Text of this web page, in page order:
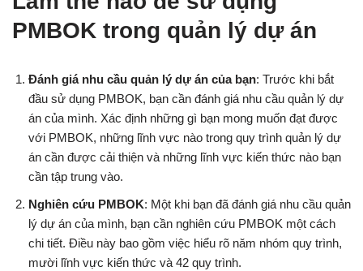
PMBOK trong quản lý dự án
Đánh giá nhu cầu quản lý dự án của bạn: Trước khi bắt
đầu sử dụng PMBOK, bạn cần đánh giá nhu cầu quản lý dự
án của mình. Xác định những gì bạn mong muốn đạt được
với PMBOK, những lĩnh vực nào trong quy trình quản lý dự
án cần được cải thiện và những lĩnh vực kiến thức nào bạn
cần tập trung vào.
Nghiên cứu PMBOK: Một khi bạn đã đánh giá nhu cầu quản
lý dự án của mình, bạn cần nghiên cứu PMBOK một cách
chi tiết. Điều này bao gồm việc hiểu rõ năm nhóm quy trình,
mười lĩnh vực kiến thức và 42 quy trình.